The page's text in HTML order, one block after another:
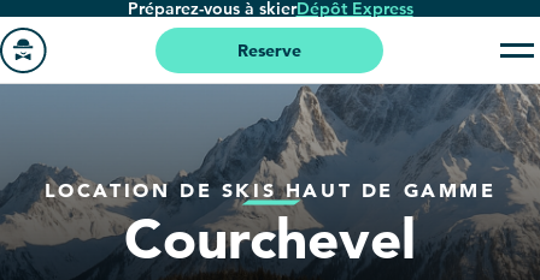
Passer
au
contenu
Préparez-vous à skierDépôt Express
page
'accueil
Reserve
LOCATION DE SKIS HAUT DE GAMME
Courchevel